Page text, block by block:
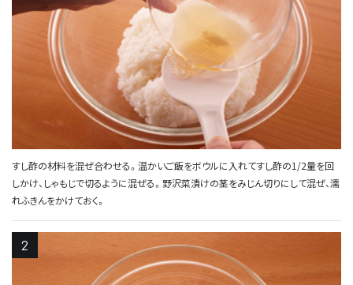
すし酢の材料を混ぜ合わせる。温かいご飯をボウルに入れてすし酢の1/2量を回
しかけ、しゃもじで切るように混ぜる。野沢菜漬けの茎をみじん切りにして混ぜ、濡
れふきんをかけておく。